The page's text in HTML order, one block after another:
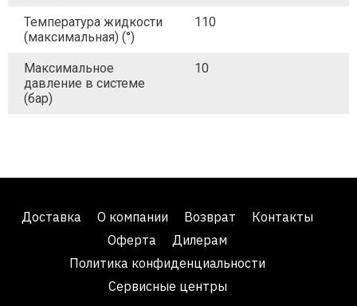
Температура жидкости
(максимальная) (°)
110
Максимальное
давление в системе
(бар)
10
Доставка О компании Возврат
Контакты
Оферта
Дилерам
Политика конфиденциальности
Сервисные центры